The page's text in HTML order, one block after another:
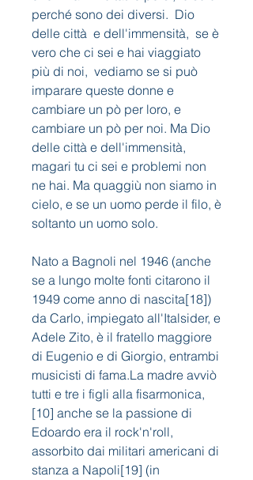
perché sono dei diversi.  Dio
delle città  e dell'immensità,  se è
vero che ci sei e hai viaggiato
più di noi,  vediamo se si può
imparare queste donne e
cambiare un pò per loro, e
cambiare un pò per noi. Ma Dio
delle città e dell'immensità,
magari tu ci sei e problemi non
ne hai. Ma quaggiù non siamo in
cielo, e se un uomo perde il filo, è
soltanto un uomo solo.
Nato a Bagnoli nel 1946 (anche
se a lungo molte fonti citarono il
1949 come anno di nascita[18])
da Carlo, impiegato all'Italsider, e
Adele Zito, è il fratello maggiore
di Eugenio e di Giorgio, entrambi
musicisti di fama.La madre avviò
tutti e tre i figli alla fisarmonica,
[10] anche se la passione di
Edoardo era il rock'n'roll,
assorbito dai militari americani di
stanza a Napoli[19] (in